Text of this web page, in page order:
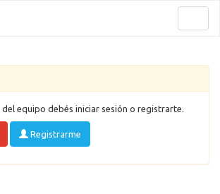
equipo debés iniciar sesión o registrarte.
Registrarme